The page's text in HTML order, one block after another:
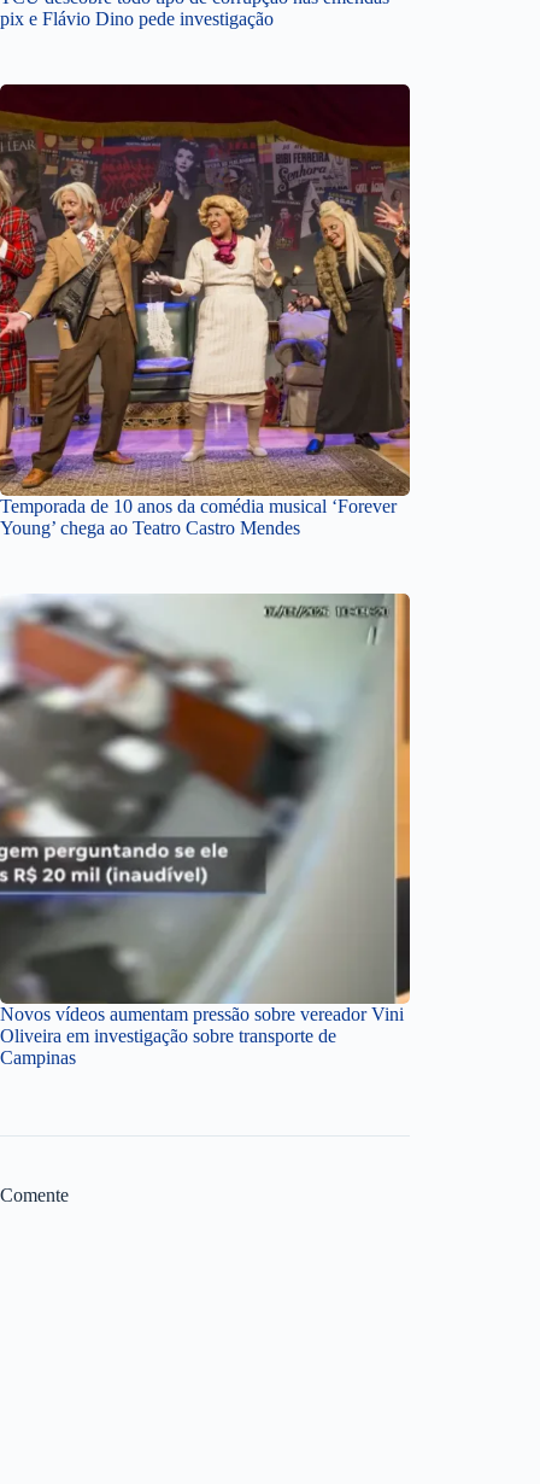
pix e Flávio Dino pede investigação
Temporada de 10 anos da comédia musical ‘Forever
Young’ chega ao Teatro Castro Mendes
Novos vídeos aumentam pressão sobre vereador Vini
Oliveira em investigação sobre transporte de
Campinas
Comente